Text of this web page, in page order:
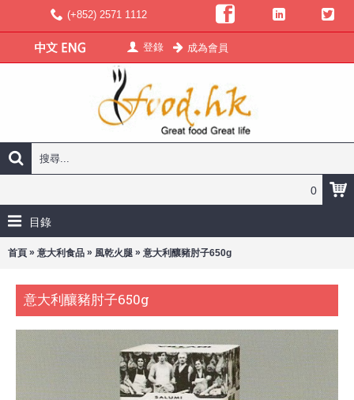
(+852) 2571 1112
登錄 成為會員
0
目錄
首頁 » 意大利食品 » 風乾火腿 » 意大利釀豬肘子650g
意大利釀豬肘子650g